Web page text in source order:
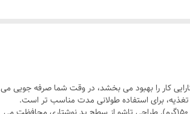
کار را بهبود می بخشد، در وقت شما صرفه جویی می
با دو روش منبع تغذیه، برای استفاده طولانی مدت مناسب تر است.